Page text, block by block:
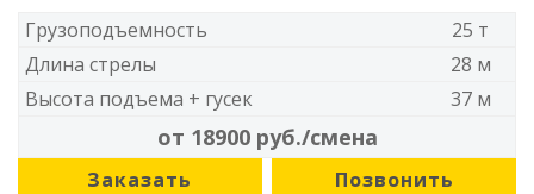
Грузоподъемность
25 т
Длина стрелы
28 м
Высота подъема + гусек
37 м
от 18900 руб./смена
Заказать Позвонить